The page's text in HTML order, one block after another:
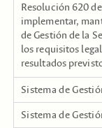
Resolución 620
implementar,
de Gestión de la
los requisitos
resultados
Sistema de
Sistema de